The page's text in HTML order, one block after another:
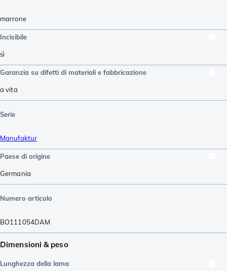
marrone
Incisibile
sì
Garanzia su difetti di materiali e fabbricazione
a vita
Serie
Manufaktur
Paese di origine
Germania
Numero articolo
BO111054DAM
Dimensioni & peso
Lunghezza della lama